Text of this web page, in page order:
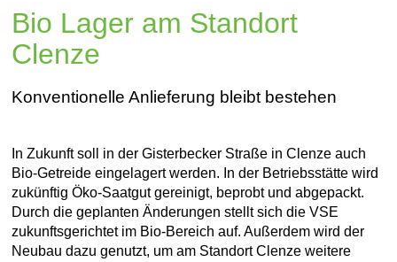
Bio Lager am Standort
Clenze
Konventionelle Anlieferung bleibt bestehen
In Zukunft soll in der Gisterbecker Straße in Clenze auch
Bio-Getreide eingelagert werden. In der Betriebsstätte wird
zukünftig Öko-Saatgut gereinigt, beprobt und abgepackt.
Durch die geplanten Änderungen stellt sich die VSE
zukunftsgerichtet im Bio-Bereich auf. Außerdem wird der
Neubau dazu genutzt, um am Standort Clenze weitere